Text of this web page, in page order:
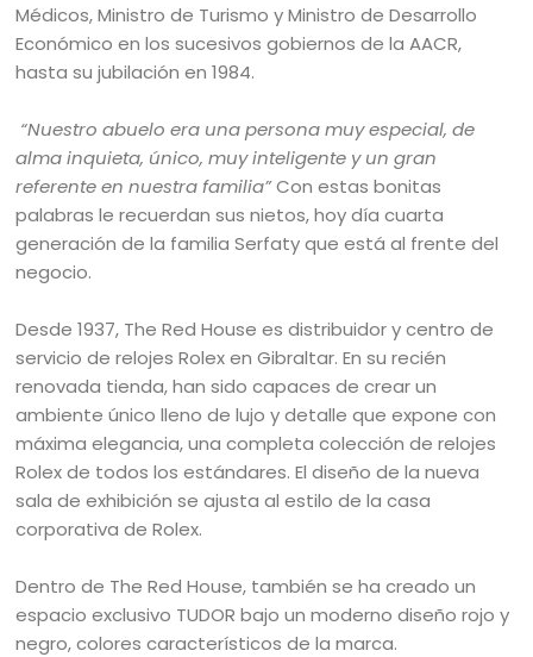
Médicos, Ministro de Turismo y Ministro de Desarrollo
Económico en los sucesivos gobiernos de la AACR,
hasta su jubilación en 1984.
“Nuestro abuelo era una persona muy especial, de
alma inquieta, único, muy inteligente y un gran
referente en nuestra familia”Con estas bonitas
palabras le recuerdan sus nietos, hoy día cuarta
generación de la familia Serfaty que está al frente del
negocio.
Desde 1937, The Red House es distribuidor y centro de
servicio de relojes Rolex en Gibraltar. En su recién
renovada tienda, han sido capaces de crear un
ambiente único lleno de lujo y detalle que expone con
máxima elegancia, una completa colección de relojes
Rolex de todos los estándares. El diseño de la nueva
sala de exhibición se ajusta al estilo de la casa
corporativa de Rolex.
Dentro de The Red House, también se ha creado un
espacio exclusivo TUDOR bajo un moderno diseño rojo y
negro, colores característicos de la marca.